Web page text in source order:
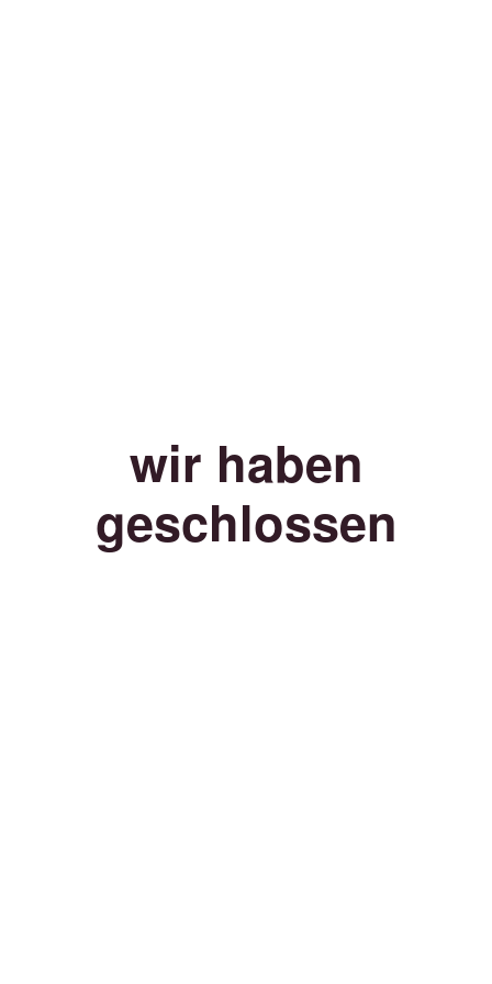
wir haben
geschlossen